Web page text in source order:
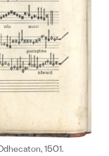
1501.